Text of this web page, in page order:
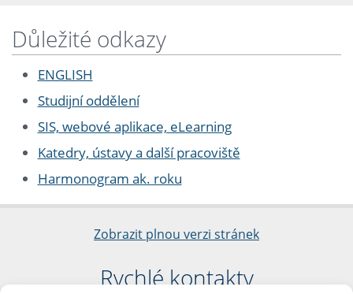
Důležité odkazy
ENGLISH
Studijní oddělení
SIS, webové aplikace, eLearning
Katedry, ústavy a další pracoviště
Harmonogram ak. roku
Zobrazit plnou verzi stránek
Rychlé kontakty